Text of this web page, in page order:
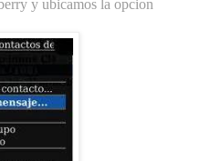
y ubicamos la opcion